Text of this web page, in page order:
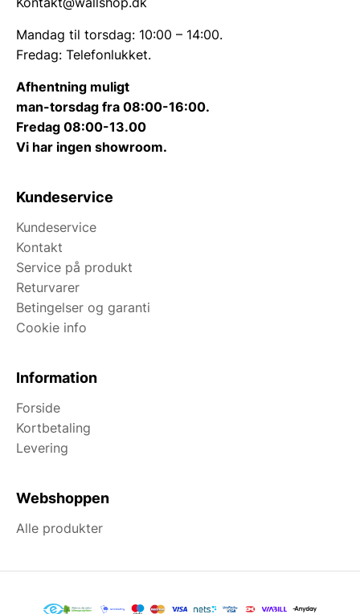
Mandag til torsdag: 10:00 – 14:00.
Fredag: Telefonlukket.
Afhentning muligt
man-torsdag fra 08:00-16:00.
Fredag 08:00-13.00
Vi har ingen showroom.
Kundeservice
Kundeservice
Kontakt
Service på produkt
Returvarer
Betingelser og garanti
Cookie info
Information
Forside
Kortbetaling
Levering
Webshoppen
Alle produkter